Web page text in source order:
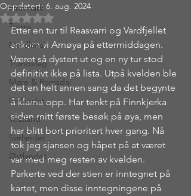
Finnmark
Troms
Nordland
Trøndelag
Møre & Romsdal
Innlandet
Vestland
Sørlandet
Østlandet
Oppdatert: 6. aug. 2024
Gitt NaN av 5 stjerner.
Etter en tur til Reasvarri og Vardfjellet
ankom vi Arnøya på ettermiddagen.
Været så dystert ut og en ny tur stod
definitivt ikke på lista. Utpå kvelden ble
det en helt annen sang da det begynte
å klarne opp. Har tenkt på Finnkjerka
siden mitt første besøk på øya, men
har blitt bort prioritert hver gang. Nå
tok jeg sjansen og håpet på at været
var med meg resten av kvelden.
Parkerte ved der stien er inntegnet på
kartet, men disse inntegningene på